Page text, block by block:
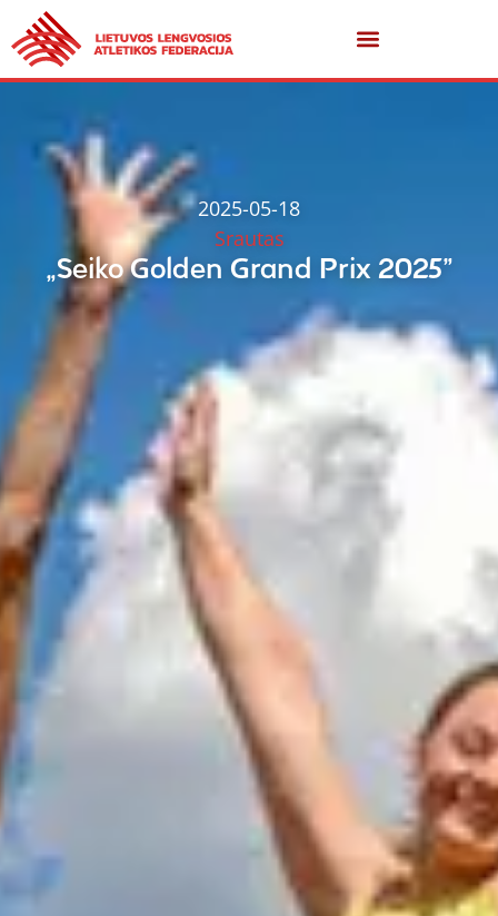
2025-05-18
Srautas
„Seiko Golden Grand Prix 2025”